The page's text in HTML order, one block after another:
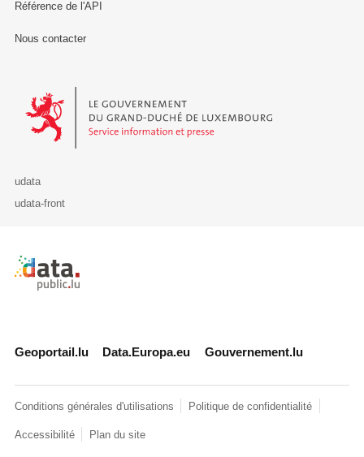
Référence de l'API
Nous contacter
Le Gouvernement du Grand-Duché de Luxembourg - Service
udata
udata-front
Retour à l'accueil de data.public.lu
Geoportail.lu Data.Europa.eu Gouvernement.lu
Conditions générales d'utilisations Politique de confidentialité
Accessibilité Plan du site